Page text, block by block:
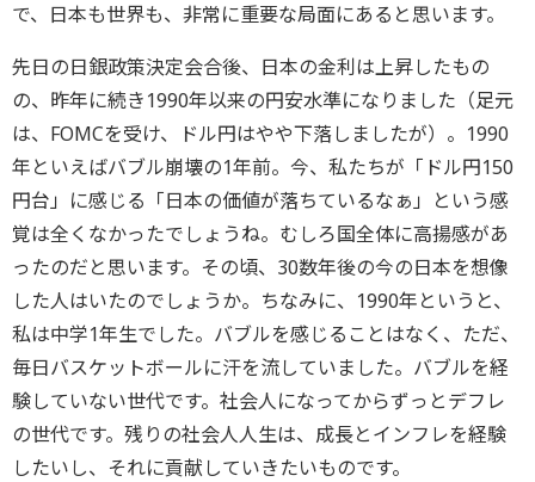
で、日本も世界も、非常に重要な局面にあると思います。
先日の日銀政策決定会合後、日本の金利は上昇したもの
の、昨年に続き1990年以来の円安水準になりました（足元
は、FOMCを受け、ドル円はやや下落しましたが）。1990
年といえばバブル崩壊の1年前。今、私たちが「ドル円150
円台」に感じる「日本の価値が落ちているなぁ」という感
覚は全くなかったでしょうね。むしろ国全体に高揚感があ
ったのだと思います。その頃、30数年後の今の日本を想像
した人はいたのでしょうか。ちなみに、1990年というと、
私は中学1年生でした。バブルを感じることはなく、ただ、
毎日バスケットボールに汗を流していました。バブルを経
験していない世代です。社会人になってからずっとデフレ
の世代です。残りの社会人人生は、成長とインフレを経験
したいし、それに貢献していきたいものです。